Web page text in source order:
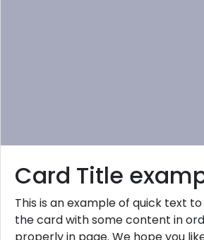
Card Title
This is an example of quick text
the card with some content in
properly in page. We hope you